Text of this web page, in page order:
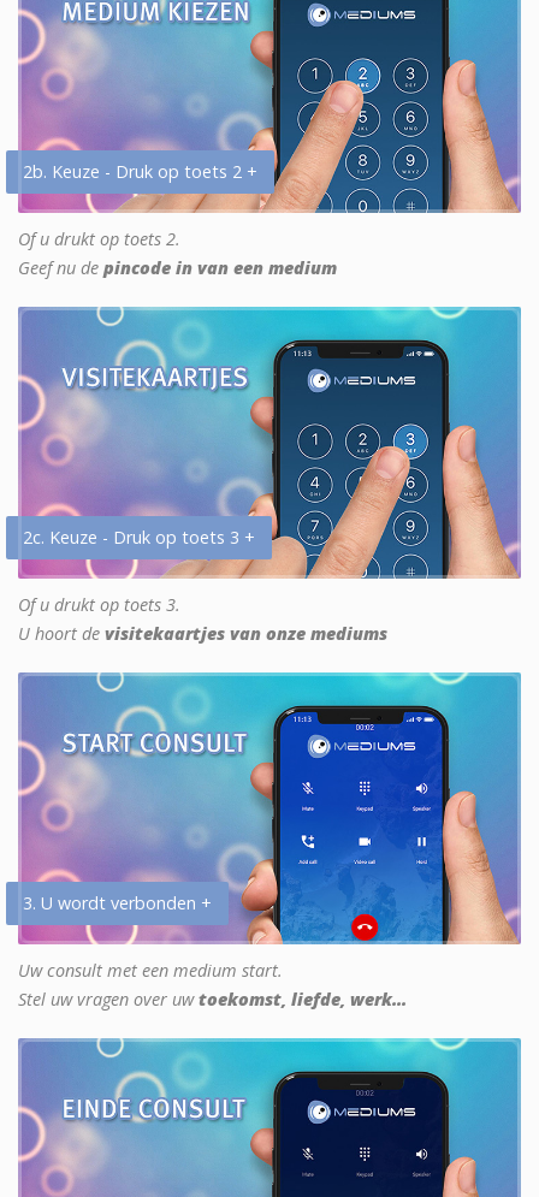
2b. Keuze - Druk op toets 2 +
Of u drukt op toets 2.
Geef nu de pincode in van een medium
2c. Keuze - Druk op toets 3 +
Of u drukt op toets 3.
U hoort de visitekaartjes van onze mediums
3. U wordt verbonden +
Uw consult met een medium start.
Stel uw vragen over uwtoekomst, liefde, werk...